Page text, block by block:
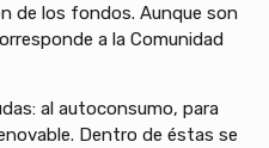
de los fondos. Aunque son
a la Comunidad
al autoconsumo, para
Dentro de éstas se